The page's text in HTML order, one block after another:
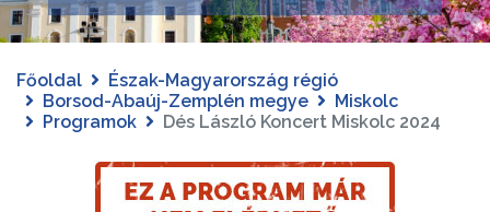
Főoldal
Észak-Magyarország régió
Borsod-Abaúj-Zemplén megye
Miskolc
Programok
Dés László Koncert Miskolc 2024